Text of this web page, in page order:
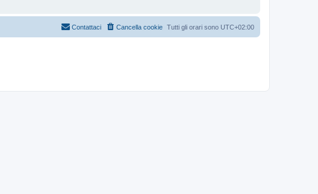
Tutti gli orari sono UTC+02:00
Cancella cookie
Contattaci